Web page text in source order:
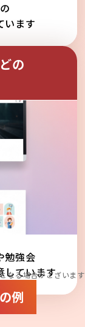
います
の
勉強会
しています
なる場合がございます
例